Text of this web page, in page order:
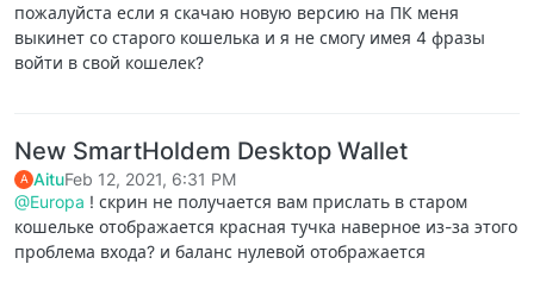
пожалуйста если я скачаю новую версию на ПК меня
выкинет со старого кошелька и я не смогу имея 4 фразы
войти в свой кошелек?
New SmartHoldem Desktop Wallet
A AituFeb 12, 2021, 6:31 PM
@Europa ! скрин не получается вам прислать в старом
кошельке отображается красная тучка наверное из-за этого
проблема входа? и баланс нулевой отображается